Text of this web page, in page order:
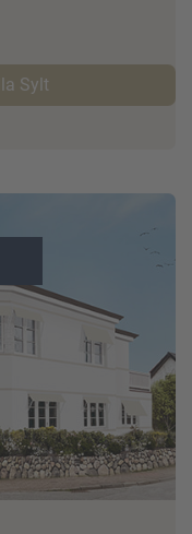
Sylt